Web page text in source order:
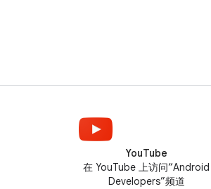
YouTube
在 YouTube 上访问“Android
Developers”频道